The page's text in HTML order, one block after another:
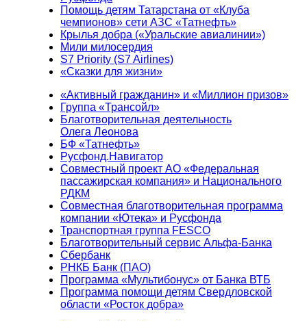
Помощь детям Татарстана от «Клуба
чемпионов» сети АЗС «Татнефть»
Крылья добра («Уральские авиалинии»)
Мили милосердия
S7 Priority (S7 Airlines)
«Сказки для жизни»
«Активный гражданин» и «Миллион призов»
Группа «Трансойл»
Благотворительная деятельность
Олега Леонова
БФ «Татнефть»
Русфонд.Навигатор
Совместный проект АО «Федеральная
пассажирская компания» и Национального
РДКМ
Совместная благотворительная программа
компании «Ютека» и Русфонда
Транспортная группа FESCO
Благотворительный сервис Альфа-Банка
Сбербанк
РНКБ Банк (ПАО)
Программа «Мультибонус» от Банка ВТБ
Программа помощи детям Свердловской
области «Росток добра»